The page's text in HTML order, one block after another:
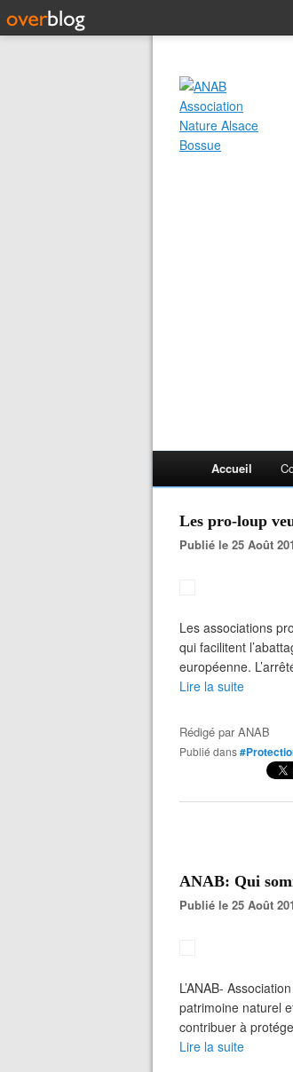
Accueil
Les pro-loup
Publié le 25 Août
Les associations
qui facilitent
européenne.
Lire la suite
Rédigé parANAB
Publié dans
ANAB: Qui
Publié le 25 Août
L’ANAB-
patrimoine naturel
contribuer à
Lire la suite